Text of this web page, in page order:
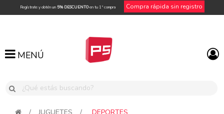
Regístrate y obtén un 5% DESCUENTOen tu 1ª compra Compra rápida sin registro
MENÚ
MENÚ